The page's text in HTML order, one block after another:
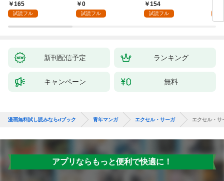
165
試読フル
0
試読フル
154
試読フル
新刊配信予定 ランキング
キャンペーン 無料
漫画無料試し読みならdブック 青年マンガ エクセル・サーガ エクセル・サ
アプリならもっと便利で快適に！